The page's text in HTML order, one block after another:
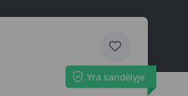
Yra sandėlyje